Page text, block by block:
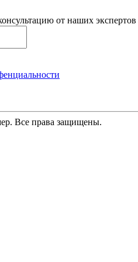
от наших
Все права защищены.